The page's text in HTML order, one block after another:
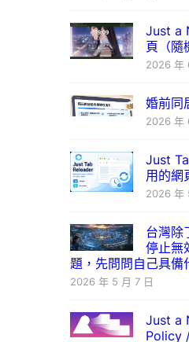
Just a
頁（隨
2026 年
婚前同
2026 年
Just
用的網
2026 年
台灣除
停止無
題，先問問自己具備
2026 年 5 月 7 日
Just a
Policy